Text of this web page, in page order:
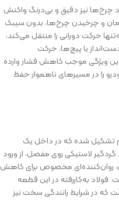
چرخ‌ها نیز دقیق و بی‌درنگ واکنش
و چرخیدن چرخ‌ها، بدون سیبک
فرمان ۲۰۷ – راست نه‌تنها حرکت دورانی را منتقل می‌کند،
یا پیچ‌ها، حرکت
ویژگی موجب کاهش فشار وارده
را در مسیرهای ناهموار حفظ
تشکیل شده که در داخل یک
لاستیکی روی مفصل، از ورود
روان‌کننده‌ای مخصوص برای کاهش
به‌کاررفته در این قطعه
که در شرایط رانندگی سخت نیز